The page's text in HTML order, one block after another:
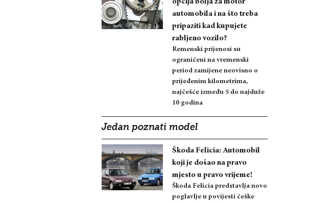
automobila i na što treba
pripaziti kad kupujete
rabljeno vozilo?
Remenski prijenosi su
ograničeni na vremenski
period zamijene neovisno o
prijeđenim kilometrima,
najčešće između 5 do najduže
10 godina
Jedan poznati model
Škoda Felicia: Automobil
koji je došao na pravo
mjesto u pravo vrijeme!
Škoda Felicia predstavlja novo
poglavlje u povijesti češke